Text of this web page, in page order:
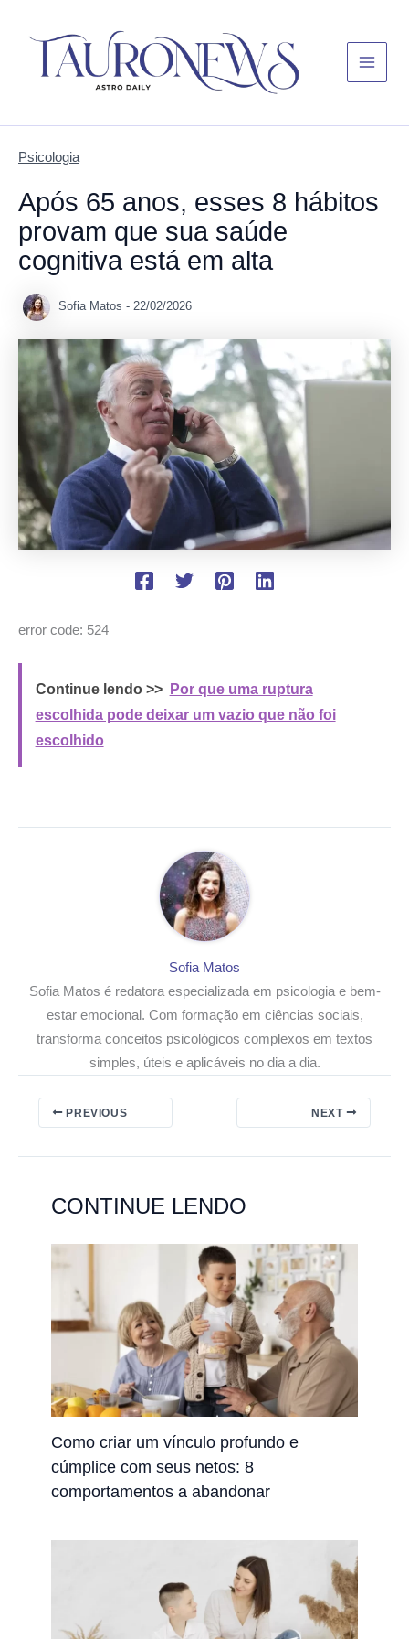
Menu
Psicologia
Após 65 anos, esses 8 hábitos
provam que sua saúde
cognitiva está em alta
Sofia Matos - 22/02/2026
error code: 524
Continue lendo >>
Por que uma ruptura
escolhida pode deixar um vazio que não foi
escolhido
Sofia Matos
Sofia Matos é redatora especializada em psicologia e bem-
estar emocional. Com formação em ciências sociais,
transforma conceitos psicológicos complexos em textos
simples, úteis e aplicáveis no dia a dia.
PREVIOUS NEXT
CONTINUE LENDO
Como criar um vínculo profundo e
cúmplice com seus netos: 8
comportamentos a abandonar